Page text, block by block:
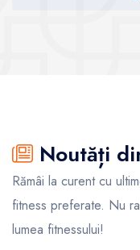
Noutăți
Rămâi la curent cu
fitness preferate. Nu
lumea fitnessului!